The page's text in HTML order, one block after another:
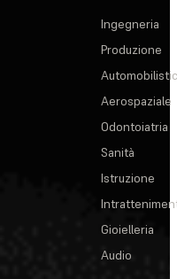
Ingegneria
Produzione
Aerospaziale
Odontoiatria
Sanità
Istruzione
Gioielleria
Audio